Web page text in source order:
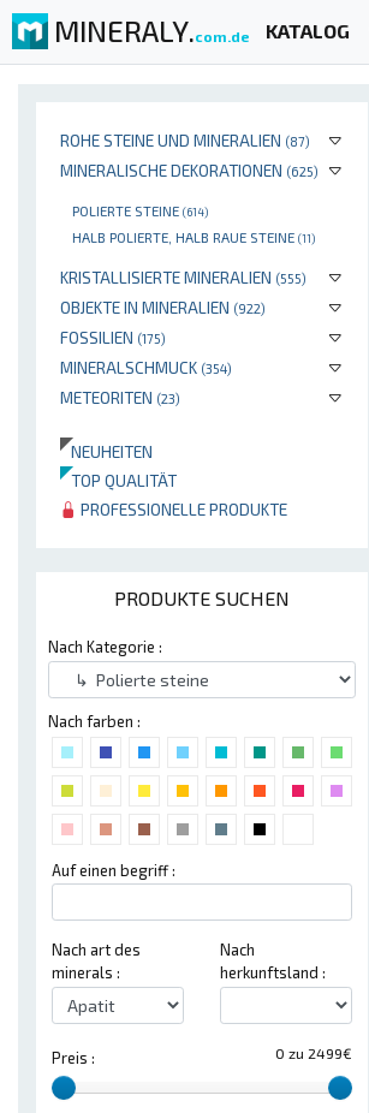
MINERALY.com.de KATALOG
ROHE STEINE UND MINERALIEN (87)
MINERALISCHE DEKORATIONEN (625)
POLIERTE STEINE (614)
HALB POLIERTE, HALB RAUE STEINE (11)
KRISTALLISIERTE MINERALIEN (555)
OBJEKTE IN MINERALIEN (922)
FOSSILIEN (175)
MINERALSCHMUCK (354)
METEORITEN (23)
NEUHEITEN
TOP QUALITÄT
PROFESSIONELLE PRODUKTE
PRODUKTE SUCHEN
Nach Kategorie :
Nach farben :
Auf einen begriff :
Nach art des
minerals :
Nach
herkunftsland :
0 zu 2499€
Preis :